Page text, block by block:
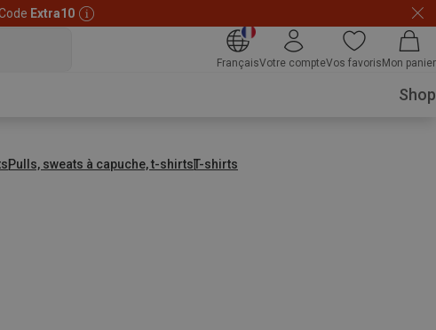
Extra10
FrançaisVotre compteVos favoris Mon panier
Shop
Pulls, sweats à capuche, t-shirtsT-shirts